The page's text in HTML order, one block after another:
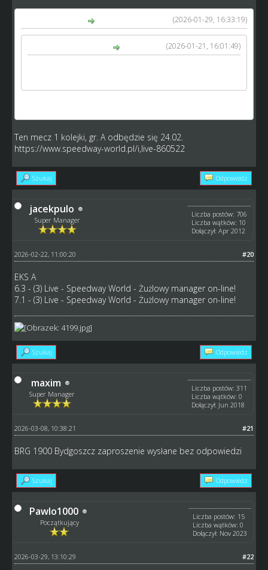
(2026-01-29, 16:33:19)
(2026-01-21, 16:01:49)
Ten mecz 1 kolejki, gr. A odbędzie się 24.02.
https://www.speedway-world.pl/i,live-860522
Szukaj Odpowiedz
jacekpulo
Super Manager
Liczba postów: 706
Liczba wątków: 10
Dołączył: Apr 2012
#20
2026-02-22, 11:00:20
EKS A
6.3 - (3) Live - Speedway World - Żużlowy manager on-line!
7.1 - (3) Live - Speedway World - Żużlowy manager on-line!
Szukaj Odpowiedz
maxim
Super Manager
Liczba postów: 311
Liczba wątków: 0
Dołączył: Jun 2018
#21
2026-03-08, 10:38:21
BRG 1900 Bydgoszcz zaproszenie wysłane bez odpowiedzi
Szukaj Odpowiedz
Pawlo1000
Początkujący
Liczba postów: 15
Liczba wątków: 0
Dołączył: Nov 2023
#22
2026-03-29, 13:10:29